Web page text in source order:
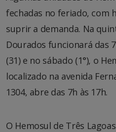
fechadas no feriado, com
suprir a demanda. Na
Dourados funcionará das
(31) e no sábado (1°), o
localizado na avenida
1304, abre das 7h às 17h.
O Hemosul de Três